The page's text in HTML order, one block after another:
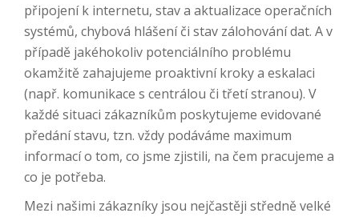
připojení k internetu, stav a aktualizace operačních
systémů, chybová hlášení či stav zálohování dat. A v
případě jakéhokoliv potenciálního problému
okamžitě zahajujeme proaktivní kroky a eskalaci
(např. komunikace s centrálou či třetí stranou). V
každé situaci zákazníkům poskytujeme evidované
předání stavu, tzn. vždy podáváme maximum
informací o tom, co jsme zjistili, na čem pracujeme a
co je potřeba.
Mezi našimi zákazníky jsou nejčastěji středně velké